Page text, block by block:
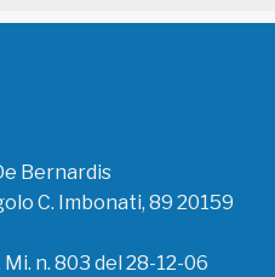
Bernardis
C. Imbonati, 89 20159
n. 803 del 28-12-06